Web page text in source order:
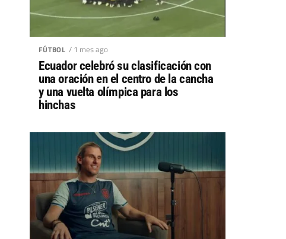
FÚTBOL / 1 mes ago
Ecuador celebró su clasificación con
una oración en el centro de la cancha
y una vuelta olímpica para los
hinchas